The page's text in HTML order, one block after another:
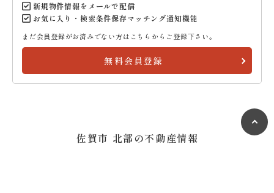
新規物件情報をメールで配信
お気に入り・検索条件保存マッチング通知機能
まだ会員登録がお済みでない方はこちらからご登録下さい。
無料会員登録
佐賀市 北部の不動産情報